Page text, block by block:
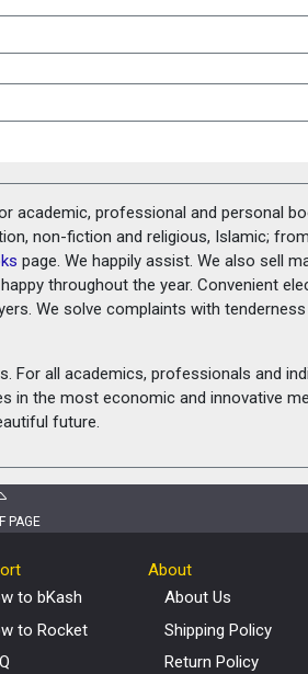
academic, professional and personal
non-fiction and religious, Islamic;
page. We happily assist. We also sell
throughout the year. Convenient
We solve complaints with
all academics, professionals and
in the most economic and innovative
future.
PAGE
to bKash
to Rocket
About
About Us
Shipping Policy
Return Policy